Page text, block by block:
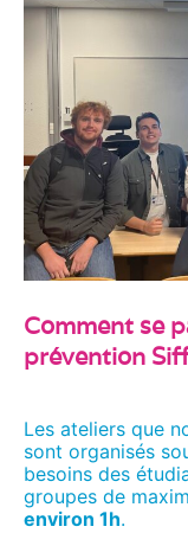
Comment se
prévention
Les ateliers que
sont organisés
besoins des
groupes de
environ 1h.